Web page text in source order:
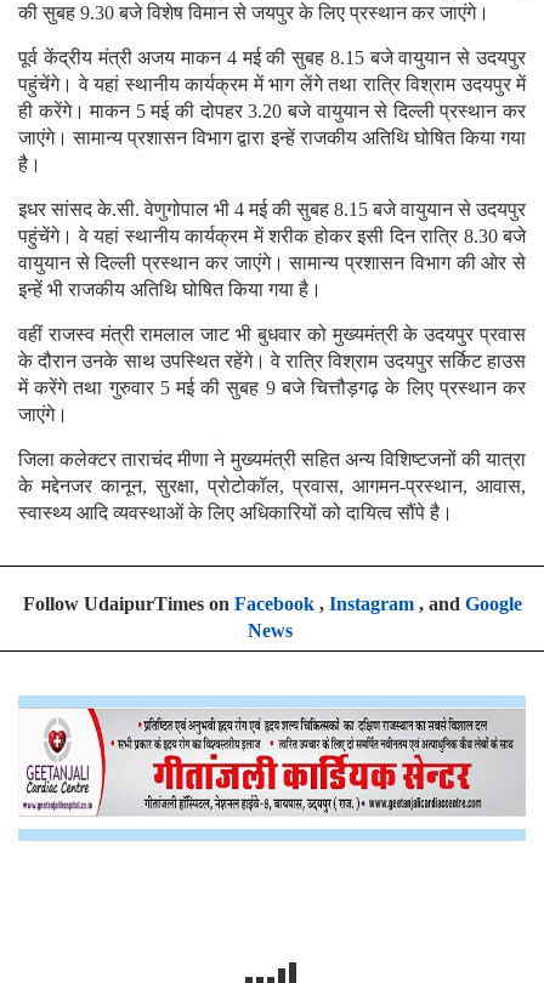
की सुबह 9.30 बजे विशेष विमान से जयपुर के लिए प्रस्थान कर जाएंगे।
पूर्व केंद्रीय मंत्री अजय माकन 4 मई की सुबह 8.15 बजे वायुयान से उदयपुर
पहुंचेंगे। वे यहां स्थानीय कार्यक्रम में भाग लेंगे तथा रात्रि विश्राम उदयपुर में
ही करेंगे। माकन 5 मई की दोपहर 3.20 बजे वायुयान से दिल्ली प्रस्थान कर
जाएंगे। सामान्य प्रशासन विभाग द्वारा इन्हें राजकीय अतिथि घोषित किया गया
है।
इधर सांसद के.सी. वेणुगोपाल भी 4 मई की सुबह 8.15 बजे वायुयान से उदयपुर
पहुंचेंगे। वे यहां स्थानीय कार्यक्रम में शरीक होकर इसी दिन रात्रि 8.30 बजे
वायुयान से दिल्ली प्रस्थान कर जाएंगे। सामान्य प्रशासन विभाग की ओर से
इन्हें भी राजकीय अतिथि घोषित किया गया है।
वहीं राजस्व मंत्री रामलाल जाट भी बुधवार को मुख्यमंत्री के उदयपुर प्रवास
के दौरान उनके साथ उपस्थित रहेंगे। वे रात्रि विश्राम उदयपुर सर्किट हाउस
में करेंगे तथा गुरुवार 5 मई की सुबह 9 बजे चित्तौड़गढ़ के लिए प्रस्थान कर
जाएंगे।
जिला कलेक्टर ताराचंद मीणा ने मुख्यमंत्री सहित अन्य विशिष्टजनों की यात्रा
के मद्देनजर कानून, सुरक्षा, प्रोटोकॉल, प्रवास, आगमन-प्रस्थान, आवास,
स्वास्थ्य आदि व्यवस्थाओं के लिए अधिकारियों को दायित्व सौंपे है।
Follow UdaipurTimes on Facebook, Instagram, and Google
News